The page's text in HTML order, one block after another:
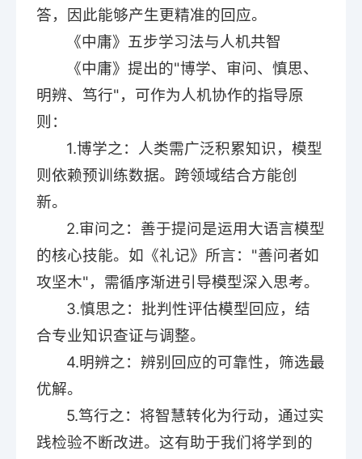
答，因此能够产生更精准的回应。
《中庸》五步学习法与人机共智
《中庸》提出的"博学、审问、慎思、
明辨、笃行"，可作为人机协作的指导原
则：
1.博学之：人类需广泛积累知识，模型
则依赖预训练数据。跨领域结合方能创
新。
2.审问之：善于提问是运用大语言模型
的核心技能。如《礼记》所言："善问者如
攻坚木"，需循序渐进引导模型深入思考。
3.慎思之：批判性评估模型回应，结
合专业知识查证与调整。
4.明辨之：辨别回应的可靠性，筛选最
优解。
5.笃行之：将智慧转化为行动，通过实
践检验不断改进。这有助于我们将学到的